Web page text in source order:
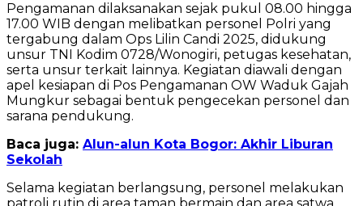
Pengamanan dilaksanakan sejak pukul 08.00 hingga
17.00 WIB dengan melibatkan personel Polri yang
tergabung dalam Ops Lilin Candi 2025, didukung
unsur TNI Kodim 0728/Wonogiri, petugas kesehatan,
serta unsur terkait lainnya. Kegiatan diawali dengan
apel kesiapan di Pos Pengamanan OW Waduk Gajah
Mungkur sebagai bentuk pengecekan personel dan
sarana pendukung.
Baca juga: Alun-alun Kota Bogor: Akhir Liburan
Sekolah
Selama kegiatan berlangsung, personel melakukan